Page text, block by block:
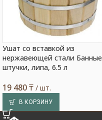
Ушат со вставкой из
нержавеющей стали Банные
штучки, липа, 6.5 л
19 480₸ / шт.
В КОРЗИНУ